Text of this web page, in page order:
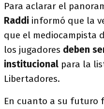
Para aclarar el
Raddi informó que la
que el mediocampista
los jugadores deben
institucional para la
Libertadores.
En cuanto a su futuro